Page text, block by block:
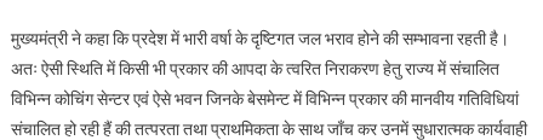
गहनता
से
जांच
मुख्यमंत्री ने कहा कि प्रदेश में भारी वर्षा के दृष्टिगत जल भराव होने की सम्भावना रहती है।
अतः ऐसी स्थिति में किसी भी प्रकार की आपदा के त्वरित निराकरण हेतु राज्य में संचालित
विभिन्न कोचिंग सेन्टर एवं ऐसे भवन जिनके बेसमेन्ट में विभिन्न प्रकार की मानवीय गतिविधियां
संचालित हो रही हैं की तत्परता तथा प्राथमिकता के साथ जाँच कर उनमें सुधारात्मक कार्यवाही